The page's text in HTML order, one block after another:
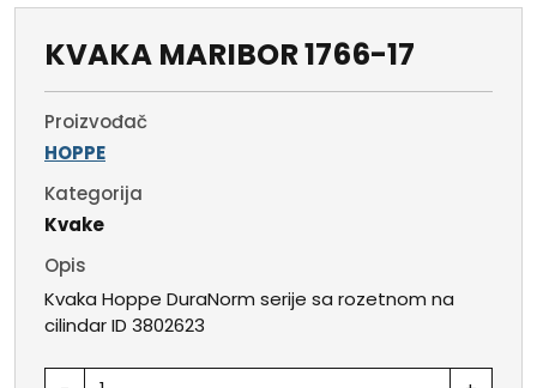
KVAKA MARIBOR 1766-17
Proizvođač
HOPPE
Kategorija
Kvake
Opis
Kvaka Hoppe DuraNorm serije sa rozetnom na
cilindar ID 3802623